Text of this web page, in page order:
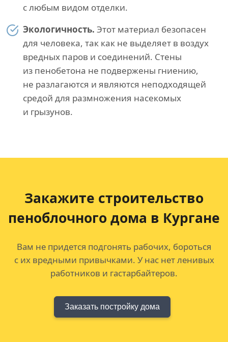
с любым видом отделки.
Экологичность. Этот материал безопасен
для человека, так как не выделяет в воздух
вредных паров и соединений. Стены
из пенобетона не подвержены гниению,
не разлагаются и являются неподходящей
средой для размножения насекомых
и грызунов.
Закажите строительство
пеноблочного дома в Кургане
Вам не придется подгонять рабочих, бороться
с их вредными привычками. У нас нет ленивых
работников и гастарбайтеров.
Заказать постройку дома